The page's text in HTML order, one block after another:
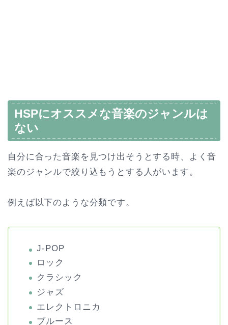
HSPにオススメな音楽のジャンルは
ない
自分に合った音楽を見つけ出そうとする時、よく音
楽のジャンルで絞り込もうとする人がいます。
例えば以下のような分類です。
J-POP
ロック
クラシック
ジャズ
エレクトロニカ
ブルース